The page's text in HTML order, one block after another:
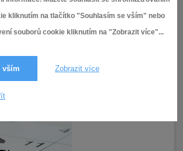
kliknutím na tlačítko "Souhlasím se vším" nebo
souborů cookie kliknutím na "Zobrazit více"...
vším Zobrazit více